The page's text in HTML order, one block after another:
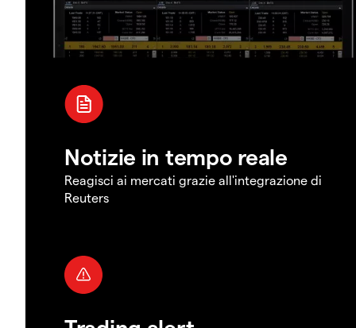
Notizie in tempo reale
Reagisci ai mercati grazie all'integrazione di
Reuters